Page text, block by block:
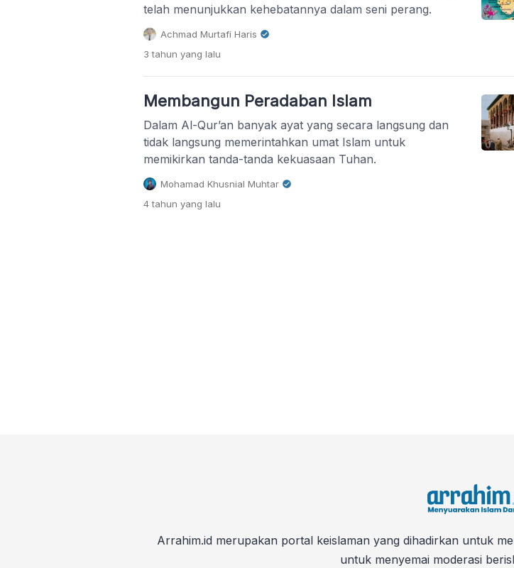
telah menunjukkan kehebatannya dalam seni perang.
Achmad Murtafi Haris
3 tahun yang lalu
Membangun Peradaban Islam
Dalam Al-Qur’an banyak ayat yang secara langsung dan
tidak langsung memerintahkan umat Islam untuk
memikirkan tanda-tanda kekuasaan Tuhan.
Mohamad Khusnial Muhtar
4 tahun yang lalu
Arrahim.id merupakan portal keislaman yang dihadirkan untuk
untuk menyemai moderasi